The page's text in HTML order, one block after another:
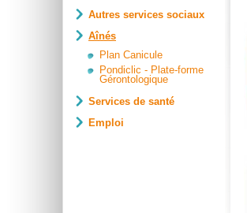
Autres services sociaux
Aînés
Plan Canicule
Pondiclic - Plate-forme
Gérontologique
Services de santé
Emploi